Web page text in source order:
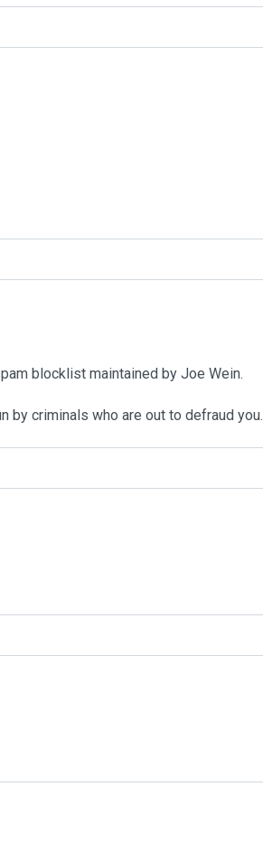
blocklist maintained by Joe Wein.
by criminals who are out to defraud you.